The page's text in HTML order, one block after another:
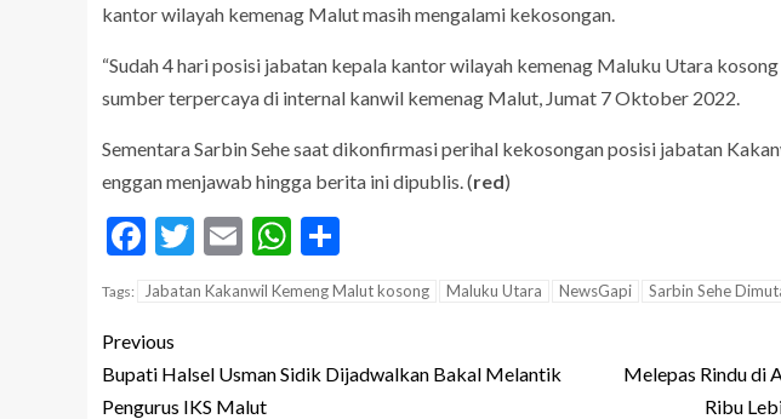
kantor wilayah kemenag Malut masih mengalami kekosongan.
“Sudah 4 hari posisi jabatan kepala kantor wilayah kemenag Maluku Utara
sumber terpercaya di internal kanwil kemenag Malut, Jumat 7 Oktober 2022.
Sementara Sarbin Sehe saat dikonfirmasi perihal kekosongan posisi jabatan
enggan menjawab hingga berita ini dipublis. (red)
Facebook
Twitter
EmailWhatsApp
Tags: Jabatan Kakanwil Kemeng Malut kosong Maluku Utara NewsGapi Sarbin Sehe
Previous
Bupati Halsel Usman Sidik Dijadwalkan Bakal Melantik
Pengurus IKS Malut
Melepas Rindu di
Ribu